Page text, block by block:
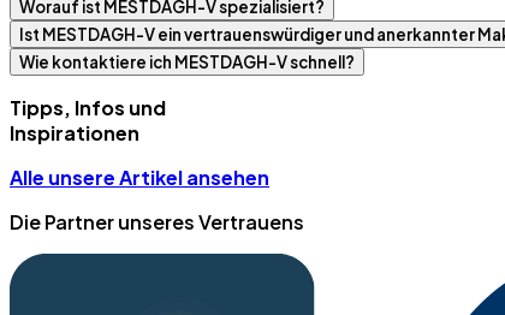
Worauf ist MESTDAGH-V spezialisiert?
Ist MESTDAGH-V ein vertrauenswürdiger und anerkannter
Wie kontaktiere ich MESTDAGH-V schnell?
Tipps, Infos und
Inspirationen
Alle unsere Artikel ansehen
Die Partner unseres Vertrauens